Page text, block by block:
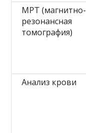
МРТ (магнитно-
резонансная
томография)
Анализ крови